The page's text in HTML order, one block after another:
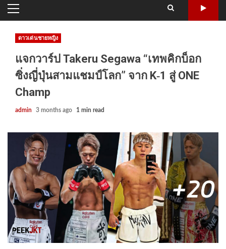
PRIMARY
MENU
ดาวเด่นชายหญิง
แจกวาร์ป Takeru Segawa “เทพคิกบ็อก
ซิ่งญี่ปุ่นสามแชมป์โลก” จาก K‑1 สู่ ONE
Champ
admin 3 months ago 1 min read